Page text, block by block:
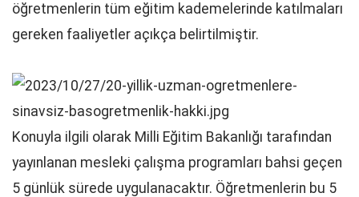
öğretmenlerin tüm eğitim kademelerinde katılmaları
gereken faaliyetler açıkça belirtilmiştir.
Konuyla ilgili olarak Milli Eğitim Bakanlığı tarafından
yayınlanan mesleki çalışma programları bahsi geçen
5 günlük sürede uygulanacaktır. Öğretmenlerin bu 5